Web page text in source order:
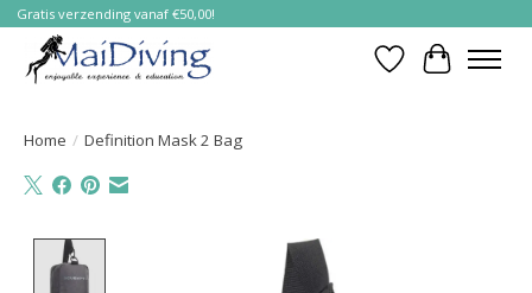
Gratis verzending vanaf €50,00!
Verlanglijst
Home / Definition Mask 2 Bag
Product image slideshow Items